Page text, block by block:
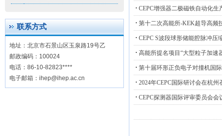
联系方式
地址：北京市石景山区玉泉路19号乙
邮政编码：100024
电话：86-10-82823****
电子邮箱：ihep@ihep.ac.cn
CEPC增强器二极磁铁自动化生
第十二次高能所-KEK超导高频
CEPC S波段球形储能腔脉冲压
高能所提名项目“大型粒子加速
第十届环形正负电子对撞机国
2024年CEPC国际研讨会在杭州
CEPC探测器国际评审委员会会